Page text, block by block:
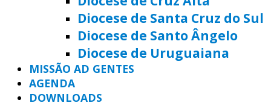
Diocese de Santa Cruz do Sul
Diocese de Santo Ângelo
Diocese de Uruguaiana
MISSÃO AD GENTES
AGENDA
DOWNLOADS